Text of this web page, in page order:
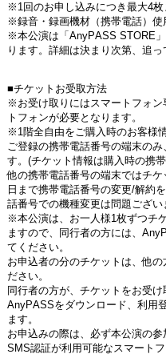
※ 1回のお申し込みにつき最大4枚
※録音・録画機材（携帯電話）使
※本公演は「 AnyPASS STORE
ります。詳細は決まり次第、追っ
■チケットお受取方法
※お受け取りにはスマートフォン
トフォンが必要となります。
※ 1階全自由をご購入時のお客様
ご登録の携帯電話番号の端末の
す。 (チケット情報は購入時の携
他の携帯電話番号の端末ではチ
日まで携帯電話番号の変更/解約
話番号での機種変更は問題ござい
※本公演は、お一人様1枚ずつチ
ますので、同行者の方には、
てください。
お申込者の分のチケットは、他
ださい。
同行者の方が、チケットをお受
AnyPASSをダウンロード、利用
ます。
お申込みの際は、必ず本公演の
SMS認証が利用可能なスマート